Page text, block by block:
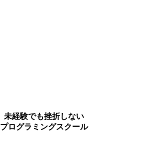
未経験でも挫折しない
プログラミングスクール